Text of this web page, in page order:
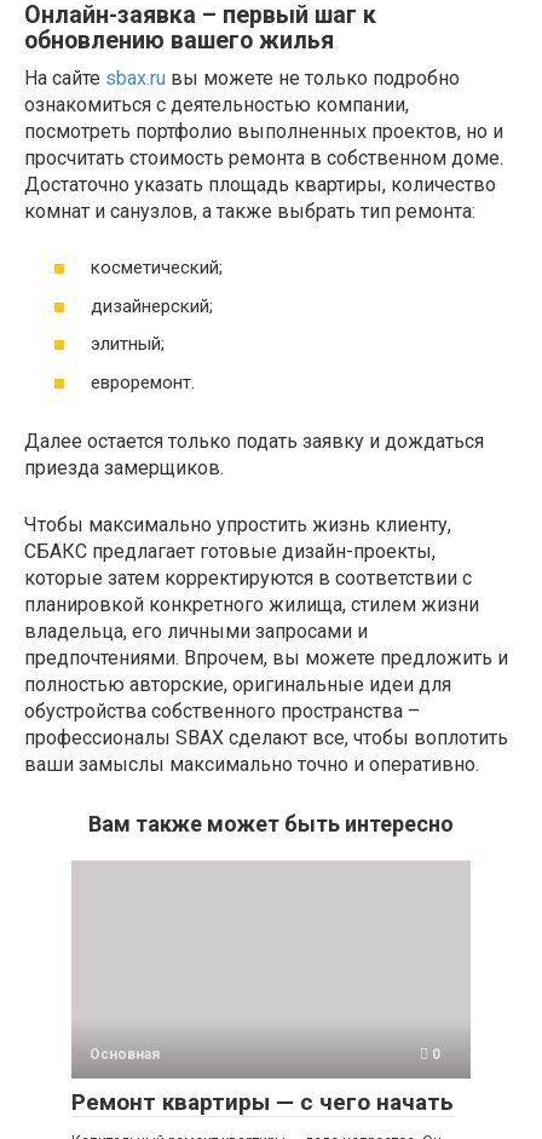
Онлайн-заявка – первый шаг к
обновлению вашего жилья
На сайте sbax.ru вы можете не только подробно
ознакомиться с деятельностью компании,
посмотреть портфолио выполненных проектов, но и
просчитать стоимость ремонта в собственном доме.
Достаточно указать площадь квартиры, количество
комнат и санузлов, а также выбрать тип ремонта:
косметический;
дизайнерский;
элитный;
евроремонт.
Далее остается только подать заявку и дождаться
приезда замерщиков.
Чтобы максимально упростить жизнь клиенту,
СБАКС предлагает готовые дизайн-проекты,
которые затем корректируются в соответствии с
планировкой конкретного жилища, стилем жизни
владельца, его личными запросами и
предпочтениями. Впрочем, вы можете предложить и
полностью авторские, оригинальные идеи для
обустройства собственного пространства –
профессионалы SBAX сделают все, чтобы воплотить
ваши замыслы максимально точно и оперативно.
Вам также может быть интересно
Основная 0
Ремонт квартиры — с чего начать